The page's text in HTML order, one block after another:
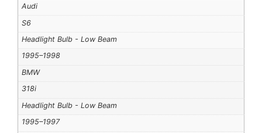
Audi
S6
Headlight Bulb - Low Beam
1995–1998
BMW
318i
Headlight Bulb - Low Beam
1995–1997